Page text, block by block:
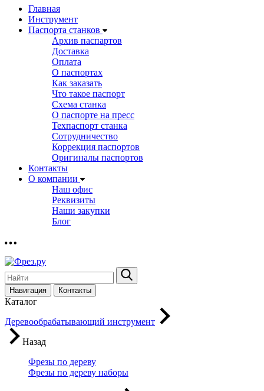
Главная
Инструмент
Паспорта станков
Архив паспартов
Доставка
Оплата
О паспортах
Как заказать
Что такое паспорт
Схема станка
О паспорте на пресс
Техпаспорт станка
Сотрудничество
Коррекция паспортов
Оригиналы паспортов
Контакты
О компании
Наш офис
Реквизиты
Наши закупки
Блог
Навигация Контакты
Каталог
Деревообрабатывающий инструмент
Назад
Фрезы по дереву
Фрезы по дереву наборы